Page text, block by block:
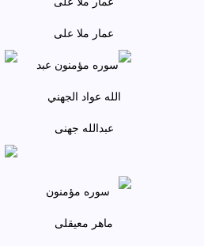
عمار ملا علی
عبدالله جهنی